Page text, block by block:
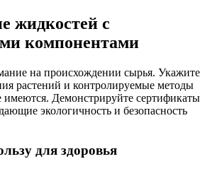
жидкостей с
компонентами
на происхождении сырья. Укажите
растений и контролируемые методы
имеются. Демонстрируйте сертификаты
экологичность и безопасность
для здоровья